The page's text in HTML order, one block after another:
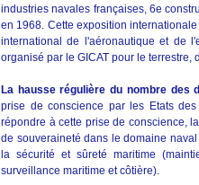
industries navales françaises, 6e
en 1968. Cette exposition
international de l'aéronautique et de
organisé par le GICAT pour le
La hausse régulière du nombre des
prise de conscience par les Etats
répondre à cette prise de conscience,
de souveraineté dans le domaine
la sécurité et sûreté maritime
surveillance maritime et côtière).